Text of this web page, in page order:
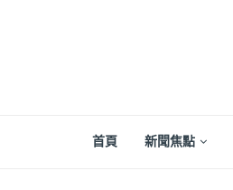
首頁 新聞焦點